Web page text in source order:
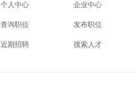
个人中心
查询职位
近期招聘
企业中心
发布职位
搜索人才